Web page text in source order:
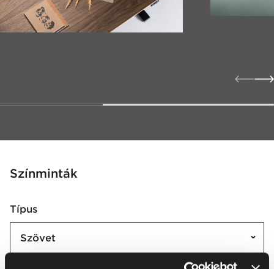
Színminták
Típus
Szövet